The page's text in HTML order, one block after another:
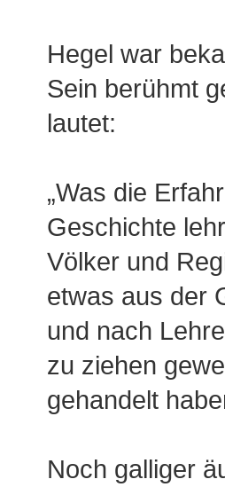
Hegel war
Sein berühmt
lautet:
„Was die
Geschichte
Völker und
etwas aus der
und nach
zu ziehen
gehandelt
Noch galliger